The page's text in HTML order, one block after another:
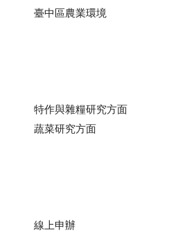
臺中區農業環境
特作與雜糧研究方面
蔬菜研究方面
線上申辦